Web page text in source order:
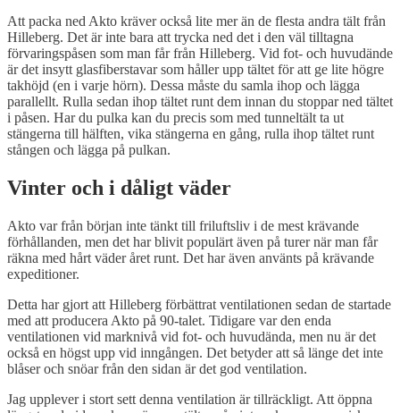
Att packa ned Akto kräver också lite mer än de flesta andra tält från
Hilleberg. Det är inte bara att trycka ned det i den väl tilltagna
förvaringspåsen som man får från Hilleberg. Vid fot- och huvudände
är det insytt glasfiberstavar som håller upp tältet för att ge lite högre
takhöjd (en i varje hörn). Dessa måste du samla ihop och lägga
parallellt. Rulla sedan ihop tältet runt dem innan du stoppar ned tältet
i påsen. Har du pulka kan du precis som med tunneltält ta ut
stängerna till hälften, vika stängerna en gång, rulla ihop tältet runt
stången och lägga på pulkan.
Vinter och i dåligt väder
Akto var från början inte tänkt till friluftsliv i de mest krävande
förhållanden, men det har blivit populärt även på turer när man får
räkna med hårt väder året runt. Det har även använts på krävande
expeditioner.
Detta har gjort att Hilleberg förbättrat ventilationen sedan de startade
med att producera Akto på 90-talet. Tidigare var den enda
ventilationen vid marknivå vid fot- och huvudända, men nu är det
också en högst upp vid inngången. Det betyder att så länge det inte
blåser och snöar från den sidan är det god ventilation.
Jag upplever i stort sett denna ventilation är tillräckligt. Att öppna